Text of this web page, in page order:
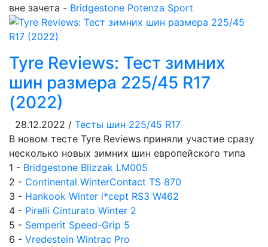
вне зачета - Bridgestone Potenza Sport
Tyre Reviews: Тест зимних
шин размера 225/45 R17
(2022)
28.12.2022 / Тесты шин 225/45 R17
В новом тесте Tyre Reviews приняли участие сразу
несколько новых зимних шин европейского типа
1 - Bridgestone Blizzak LM005
2 - Continental WinterContact TS 870
3 - Hankook Winter i*cept RS3 W462
4 - Pirelli Cinturato Winter 2
5 - Semperit Speed-Grip 5
6 - Vredestein Wintrac Pro